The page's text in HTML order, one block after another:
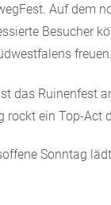
Auf dem
Besucher
freuen.
das Ruinenfest
rockt ein Top-Act
Sonntag